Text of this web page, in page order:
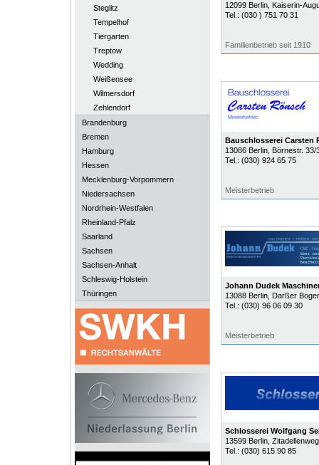
Steglitz
Tempelhof
Tiergarten
Treptow
Wedding
Weißensee
Wilmersdorf
Zehlendorf
Brandenburg
Bremen
Hamburg
Hessen
Mecklenburg-Vorpommern
Niedersachsen
Nordrhein-Westfalen
Rheinland-Pfalz
Saarland
Sachsen
Sachsen-Anhalt
Schleswig-Holstein
Thüringen
12099 Berlin, Kaiserin-
Tel.: (030 ) 751 70 31
Familienbetrieb seit 1910
Bauschlosserei Carsten
13086 Berlin, Börnestr. 33/
Tel.: (030) 924 65 75
Meisterbetrieb
Johann Dudek
13088 Berlin, Darßer
Tel.: (030) 96 06 09 30
Meisterbetrieb
Schlosserei Wolfgang
13599 Berlin,
Tel.: (030) 615 90 85